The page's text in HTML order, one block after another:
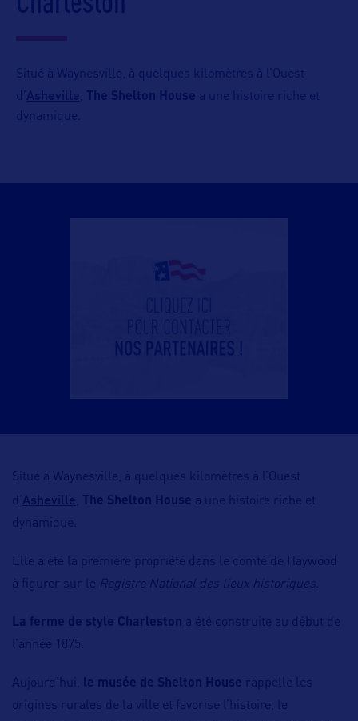
Situé à Waynesville, à quelques kilomètres à l’Ouest
d’ Asheville The Shelton House a une histoire riche et
dynamique.
Situé à Waynesville, à quelques kilomètres à l’Ouest
d’ Asheville The Shelton House a une histoire riche et
dynamique.
Elle a été la première propriété dans le comté de Haywood
à figurer sur le Registre National des lieux historiques.
La ferme de style Charleston a été construite au début de
l’année 1875.
Aujourd’hui, le musée de Shelton House rappelle les
origines rurales de la ville et favorise l’histoire, le